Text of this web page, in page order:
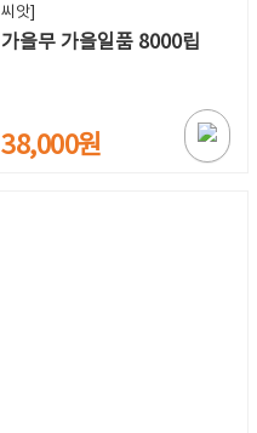
씨앗]
가을무 가을일품 8000립
38,000원